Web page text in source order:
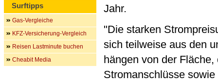
Jahr.
"Die starken
sich teilweise aus den
hängen von der
Stromanschlüsse
Surftipps
Gas-Vergleiche
KFZ-Versicherung-Vergleich
Reisen Lastminute buchen
Cheabit Media